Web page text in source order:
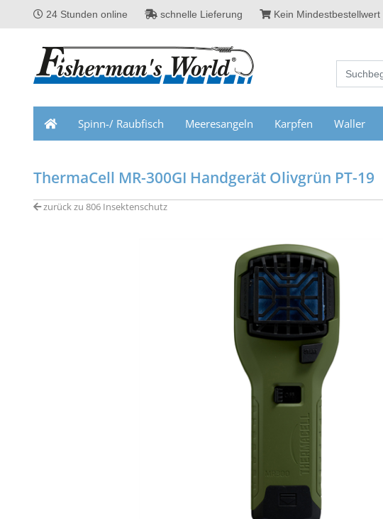
24 Stunden online schnelle Lieferung Kein Mindestbestellwert
Spinn-/ Raubfisch Meeresangeln Karpfen Waller
ThermaCell MR-300GI Handgerät Olivgrün PT-19
zurück zu 806 Insektenschutz